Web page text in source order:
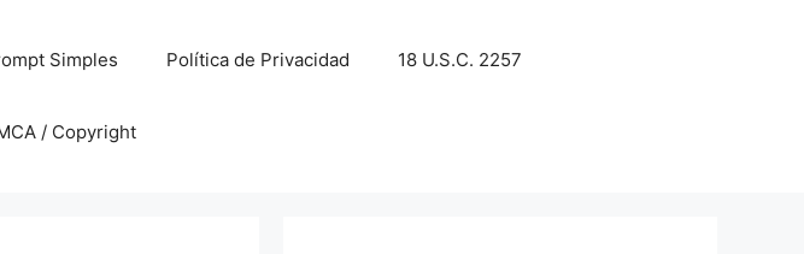
Simples Política de Privacidad 18 U.S.C. 2257
/ Copyright